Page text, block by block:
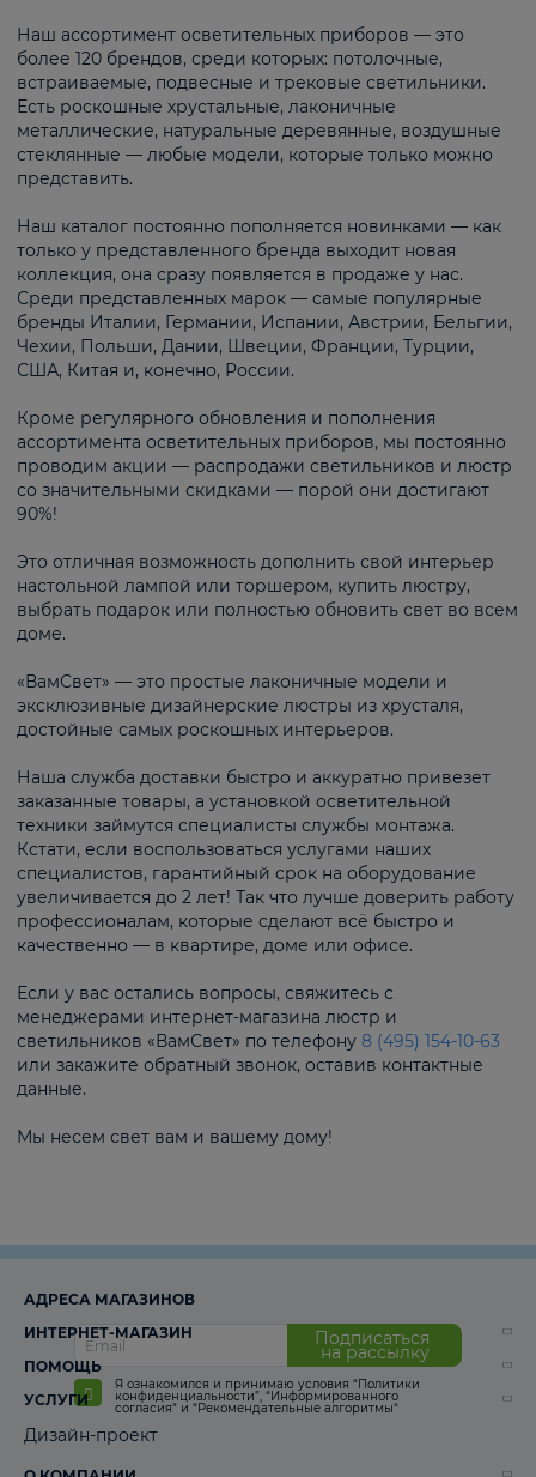
Наш ассортимент осветительных приборов — это
более 120 брендов, среди которых: потолочные,
встраиваемые, подвесные и трековые светильники.
Есть роскошные хрустальные, лаконичные
металлические, натуральные деревянные, воздушные
стеклянные — любые модели, которые только можно
представить.
Наш каталог постоянно пополняется новинками — как
только у представленного бренда выходит новая
коллекция, она сразу появляется в продаже у нас.
Среди представленных марок — самые популярные
бренды Италии, Германии, Испании, Австрии, Бельгии,
Чехии, Польши, Дании, Швеции, Франции, Турции,
США, Китая и, конечно, России.
Кроме регулярного обновления и пополнения
ассортимента осветительных приборов, мы постоянно
проводим акции — распродажи светильников и люстр
со значительными скидками — порой они достигают
90%!
Это отличная возможность дополнить свой интерьер
настольной лампой или торшером, купить люстру,
выбрать подарок или полностью обновить свет во всем
доме.
«ВамСвет» — это простые лаконичные модели и
эксклюзивные дизайнерские люстры из хрусталя,
достойные самых роскошных интерьеров.
Наша служба доставки быстро и аккуратно привезет
заказанные товары, а установкой осветительной
техники займутся специалисты службы монтажа.
Кстати, если воспользоваться услугами наших
специалистов, гарантийный срок на оборудование
увеличивается до 2 лет! Так что лучше доверить работу
профессионалам, которые сделают всё быстро и
качественно — в квартире, доме или офисе.
Если у вас остались вопросы, свяжитесь с
менеджерами интернет-магазина люстр и
светильников «ВамСвет» по телефону 8 (495) 154-10-63
или закажите обратный звонок, оставив контактные
данные.
Мы несем свет вам и вашему дому!
Подписаться
на рассылку
Я ознакомился и принимаю условия “Политики
конфиденциальности”, “Информированного
согласия“ и “Рекомендательные алгоритмы“
АДРЕСА МАГАЗИНОВ
ИНТЕРНЕТ-МАГАЗИН
ПОМОЩЬ
УСЛУГИ
Дизайн-проект